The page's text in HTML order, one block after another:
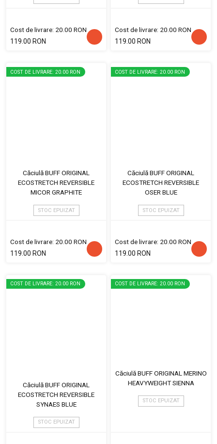
Cost de livrare: 20.00 RON
119.00 RON
Cost de livrare: 20.00 RON
119.00 RON
COST DE LIVRARE: 20.00 RON
Căciulă BUFF ORIGINAL
ECOSTRETCH REVERSIBLE
MICOR GRAPHITE
STOC EPUIZAT
Cost de livrare: 20.00 RON
119.00 RON
COST DE LIVRARE: 20.00 RON
Căciulă BUFF ORIGINAL
ECOSTRETCH REVERSIBLE
OSER BLUE
STOC EPUIZAT
Cost de livrare: 20.00 RON
119.00 RON
COST DE LIVRARE: 20.00 RON
Căciulă BUFF ORIGINAL
ECOSTRETCH REVERSIBLE
SYNAES BLUE
STOC EPUIZAT
COST DE LIVRARE: 20.00 RON
Căciulă BUFF ORIGINAL MERINO
HEAVYWEIGHT SIENNA
STOC EPUIZAT